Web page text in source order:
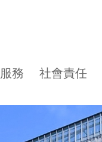
務 社會責任